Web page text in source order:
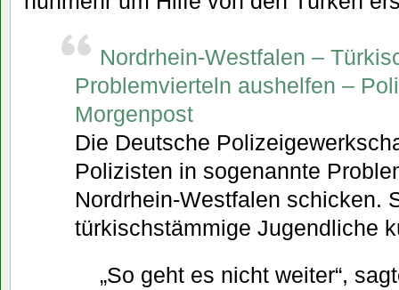
Nordrhein-Westfalen –
Problemvierteln aushelfen –
Morgenpost
Die Deutsche
Polizisten in sogenannte
Nordrhein-Westfalen schicken.
türkischstämmige Jugendliche
„So geht es nicht weiter“,